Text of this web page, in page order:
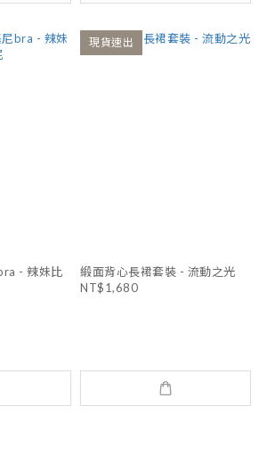
- 辣妹比
現貨速出
緞面背心長裙套裝 - 流動之光
NT$1,680